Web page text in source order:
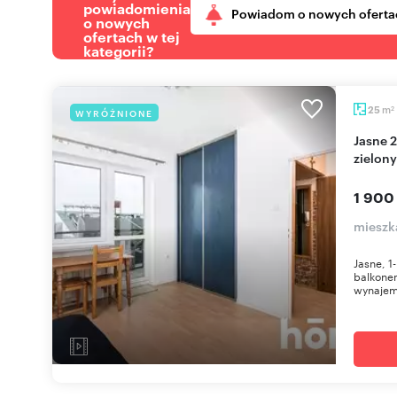
powiadomienia
o nowych
ofertach w tej
kategorii?
Powiadom o nowych
WYRÓŻNIONE 25 m2
Jasne 25 m² z balkonem, blisko UJ i terenów
1 900
Jasne,